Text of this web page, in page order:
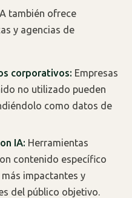
también ofrece
y agencias de
corporativos: Empresas
no utilizado pueden
como datos de
IA: Herramientas
contenido específico
impactantes y
del público objetivo.